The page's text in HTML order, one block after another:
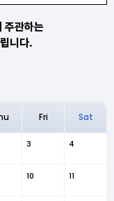
주관하는
니다.
Fri Sat
3 4
10 11